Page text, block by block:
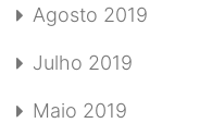
Agosto 2019
Julho 2019
Maio 2019